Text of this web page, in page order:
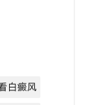
白癜风